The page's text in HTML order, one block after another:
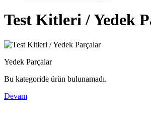
Test Kitleri / Yedek
Yedek Parçalar
Bu kategoride ürün bulunamadı.
Devam